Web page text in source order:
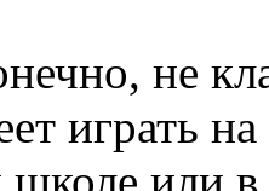
не
играть